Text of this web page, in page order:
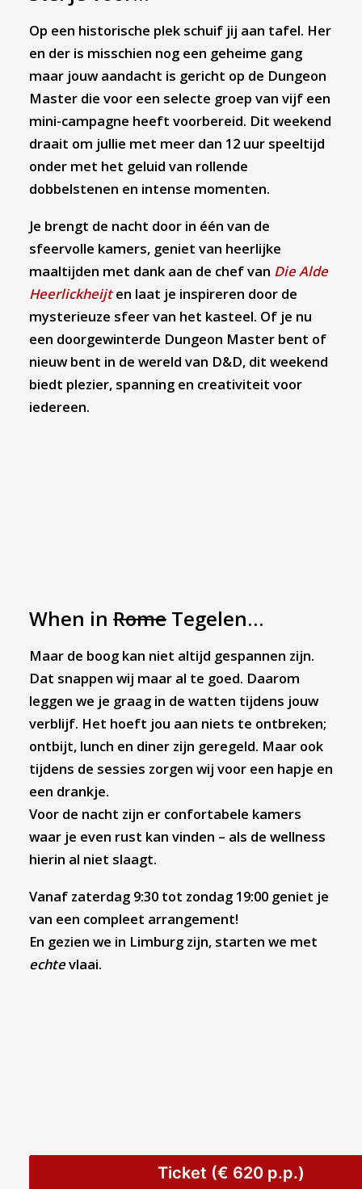
Op een historische plek schuif jij aan tafel. Her
en der is misschien nog een geheime gang
maar jouw aandacht is gericht op de Dungeon
Master die voor een selecte groep van vijf een
mini-campagne heeft voorbereid. Dit weekend
draait om jullie met meer dan 12 uur speeltijd
onder met het geluid van rollende
dobbelstenen en intense momenten.
Je brengt de nacht door in één van de
sfeervolle kamers, geniet van heerlijke
maaltijden met dank aan de chef van Die Alde
Heerlickheijten laat je inspireren door de
mysterieuze sfeer van het kasteel. Of je nu
een doorgewinterde Dungeon Master bent of
nieuw bent in de wereld van D&D, dit weekend
biedt plezier, spanning en creativiteit voor
iedereen.
When in Rome Tegelen…
Maar de boog kan niet altijd gespannen zijn.
Dat snappen wij maar al te goed. Daarom
leggen we je graag in de watten tijdens jouw
verblijf. Het hoeft jou aan niets te ontbreken;
ontbijt, lunch en diner zijn geregeld. Maar ook
tijdens de sessies zorgen wij voor een hapje en
een drankje.
Voor de nacht zijn er confortabele kamers
waar je even rust kan vinden – als de wellness
hierin al niet slaagt.
Vanaf zaterdag 9:30 tot zondag 19:00 geniet je
van een compleet arrangement!
En gezien we in Limburg zijn, starten we met
echtevlaai.
Ticket (€ 620 p.p.)